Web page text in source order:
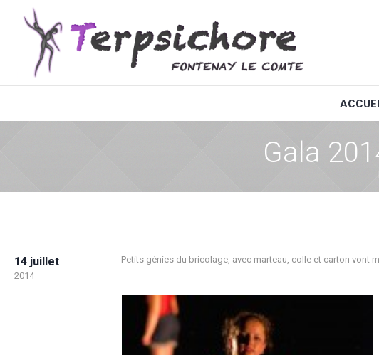
Gala
14 juillet
2014
Petits génies du bricolage, avec marteau, colle et carton vont